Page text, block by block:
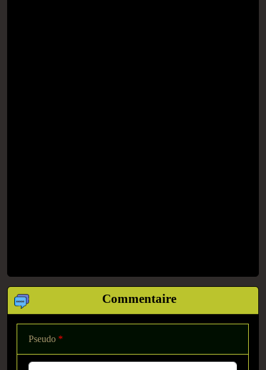
Commentaire
Pseudo *